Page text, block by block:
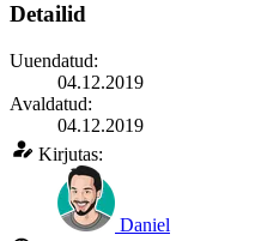
Detailid
Uuendatud:
04.12.2019
Avaldatud:
04.12.2019
Kirjutas:
Daniel